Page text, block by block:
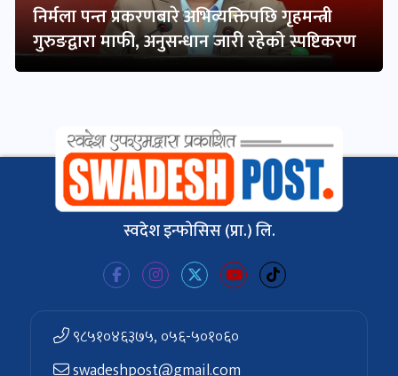
निर्मला पन्त प्रकरणबारे अभिव्यक्तिपछि गृहमन्त्री
गुरुङद्वारा माफी, अनुसन्धान जारी रहेको स्पष्टिकरण
स्वदेश इन्फोसिस (प्रा.) लि.
९८५१०४६३७५, ०५६-५०१०६०